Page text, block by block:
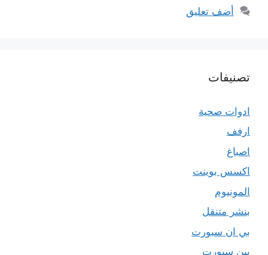
أضف تعليق
تصنيفات
ادوات صحية
ارفف
اصباغ
اكسس بوينت
المونيوم
بنشر متنقل
بي ان سبورت
بين سبورت